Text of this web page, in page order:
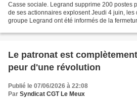
Casse sociale. Legrand supprime 200 postes
de ses actionnaires explosent Jeudi 4 juin,
groupe Legrand ont été informés de la
Le patronat est
peur d'une révolution
Publié le 07/06/2026 à 22:08
Par Syndicat CGT Le Meux